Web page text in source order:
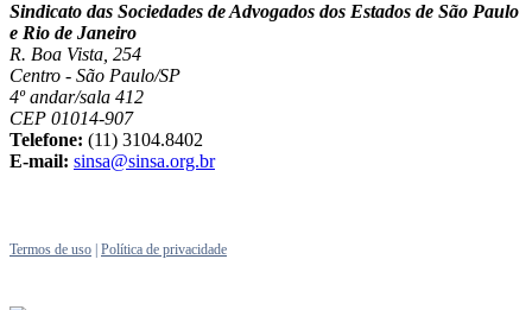
Sindicato das Sociedades de Advogados dos Estados de São Paulo
e Rio de Janeiro
R. Boa Vista, 254
Centro - São Paulo/SP
4º andar/sala 412
CEP 01014-907
Telefone: (11) 3104.8402
E-mail: sinsa@sinsa.org.br
Termos de uso Política de privacidade